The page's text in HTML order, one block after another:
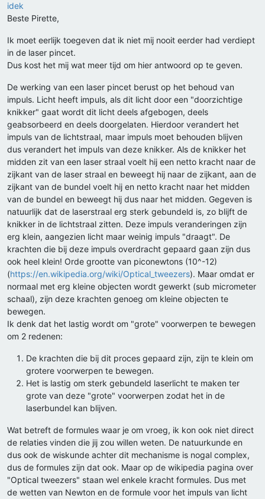
idek
Beste Pirette,
Ik moet eerlijk toegeven dat ik niet mij nooit eerder had verdiept
in de laser pincet.
Dus kost het mij wat meer tijd om hier antwoord op te geven.
De werking van een laser pincet berust op het behoud van
impuls. Licht heeft impuls, als dit licht door een "doorzichtige
knikker" gaat wordt dit licht deels afgebogen, deels
geabsorbeerd en deels doorgelaten. Hierdoor verandert het
impuls van de lichtstraal, maar impuls moet behouden blijven
dus verandert het impuls van deze knikker. Als de knikker het
midden zit van een laser straal voelt hij een netto kracht naar de
zijkant van de laser straal en beweegt hij naar de zijkant, aan de
zijkant van de bundel voelt hij en netto kracht naar het midden
van de bundel en beweegt hij dus naar het midden. Gegeven is
natuurlijk dat de laserstraal erg sterk gebundeld is, zo blijft de
knikker in de lichtstraal zitten. Deze impuls veranderingen zijn
erg klein, aangezien licht maar weinig impuls "draagt". De
krachten die bij deze impuls overdracht gepaard gaan zijn dus
ook heel klein! Orde grootte van piconewtons (10^-12)
(https://en.wikipedia.org/wiki/Optical_tweezers). Maar omdat er
normaal met erg kleine objecten wordt gewerkt (sub micrometer
schaal), zijn deze krachten genoeg om kleine objecten te
bewegen.
Ik denk dat het lastig wordt om "grote" voorwerpen te bewegen
om 2 redenen:
De krachten die bij dit proces gepaard zijn, zijn te klein om
grotere voorwerpen te bewegen.
Het is lastig om sterk gebundeld laserlicht te maken ter
grote van deze "grote" voorwerpen zodat het in de
laserbundel kan blijven.
Wat betreft de formules waar je om vroeg, ik kon ook niet direct
de relaties vinden die jij zou willen weten. De natuurkunde en
dus ook de wiskunde achter dit mechanisme is nogal complex,
dus de formules zijn dat ook. Maar op de wikipedia pagina over
"Optical tweezers" staan wel enkele kracht formules. Dus met
de wetten van Newton en de formule voor het impuls van licht